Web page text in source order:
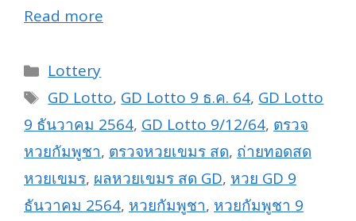
Read more
Categories
Lottery
Tags
GD Lotto, GD Lotto 9 ธ.ค. 64, GD Lotto
9 ธันวาคม 2564, GD Lotto 9/12/64, ตรวจ
หวยกัมพูชา, ตรวจหวยเขมร สด, ถ่ายทอดสด
หวยเขมร, ผลหวยเขมร สด GD, หวย GD 9
ธันวาคม 2564, หวยกัมพูชา, หวยกัมพูชา 9